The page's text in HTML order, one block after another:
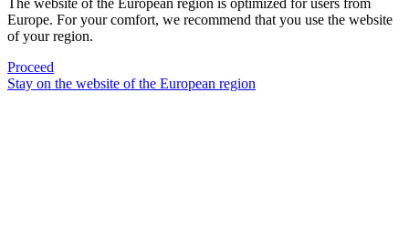
Europe. For your comfort, we recommend that you use the website
of your region.
Proceed
Stay on the website of the European region